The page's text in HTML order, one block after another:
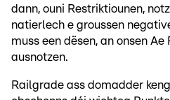
dann, ouni Restriktiounen,
natierlech e groussen
muss een dësen, an onsen Ae
ausnotzen.
Railgrade ass domadder